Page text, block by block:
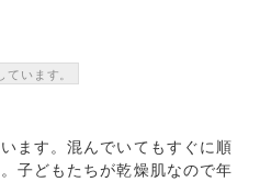
ています。
ます。混んでいてもすぐに順
子どもたちが乾燥肌なので年